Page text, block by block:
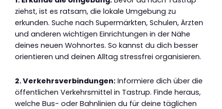
ziehst, ist es ratsam, die lokale Umgebung zu
erkunden. Suche nach Supermärkten, Schulen, Ärzten
und anderen wichtigen Einrichtungen in der Nähe
deines neuen Wohnortes. So kannst du dich besser
orientieren und deinen Alltag stressfrei organisieren.
2. Verkehrsverbindungen: Informiere dich über die
öffentlichen Verkehrsmittel in Tastrup. Finde heraus,
welche Bus- oder Bahnlinien du für deine täglichen